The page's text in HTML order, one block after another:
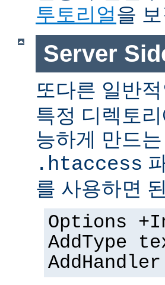
투토리얼을
Server
또다른 일반적
특정 디렉토
능하게 만드
.htaccess
를 사용하면
Options
AddType